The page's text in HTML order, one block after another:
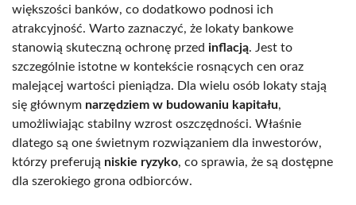
większości banków, co dodatkowo podnosi ich
atrakcyjność. Warto zaznaczyć, że lokaty bankowe
stanowią skuteczną ochronę przed inflacją. Jest to
szczególnie istotne w kontekście rosnących cen oraz
malejącej wartości pieniądza. Dla wielu osób lokaty stają
się głównym narzędziem w budowaniu kapitału,
umożliwiając stabilny wzrost oszczędności. Właśnie
dlatego są one świetnym rozwiązaniem dla inwestorów,
którzy preferują niskie ryzyko, co sprawia, że są dostępne
dla szerokiego grona odbiorców.